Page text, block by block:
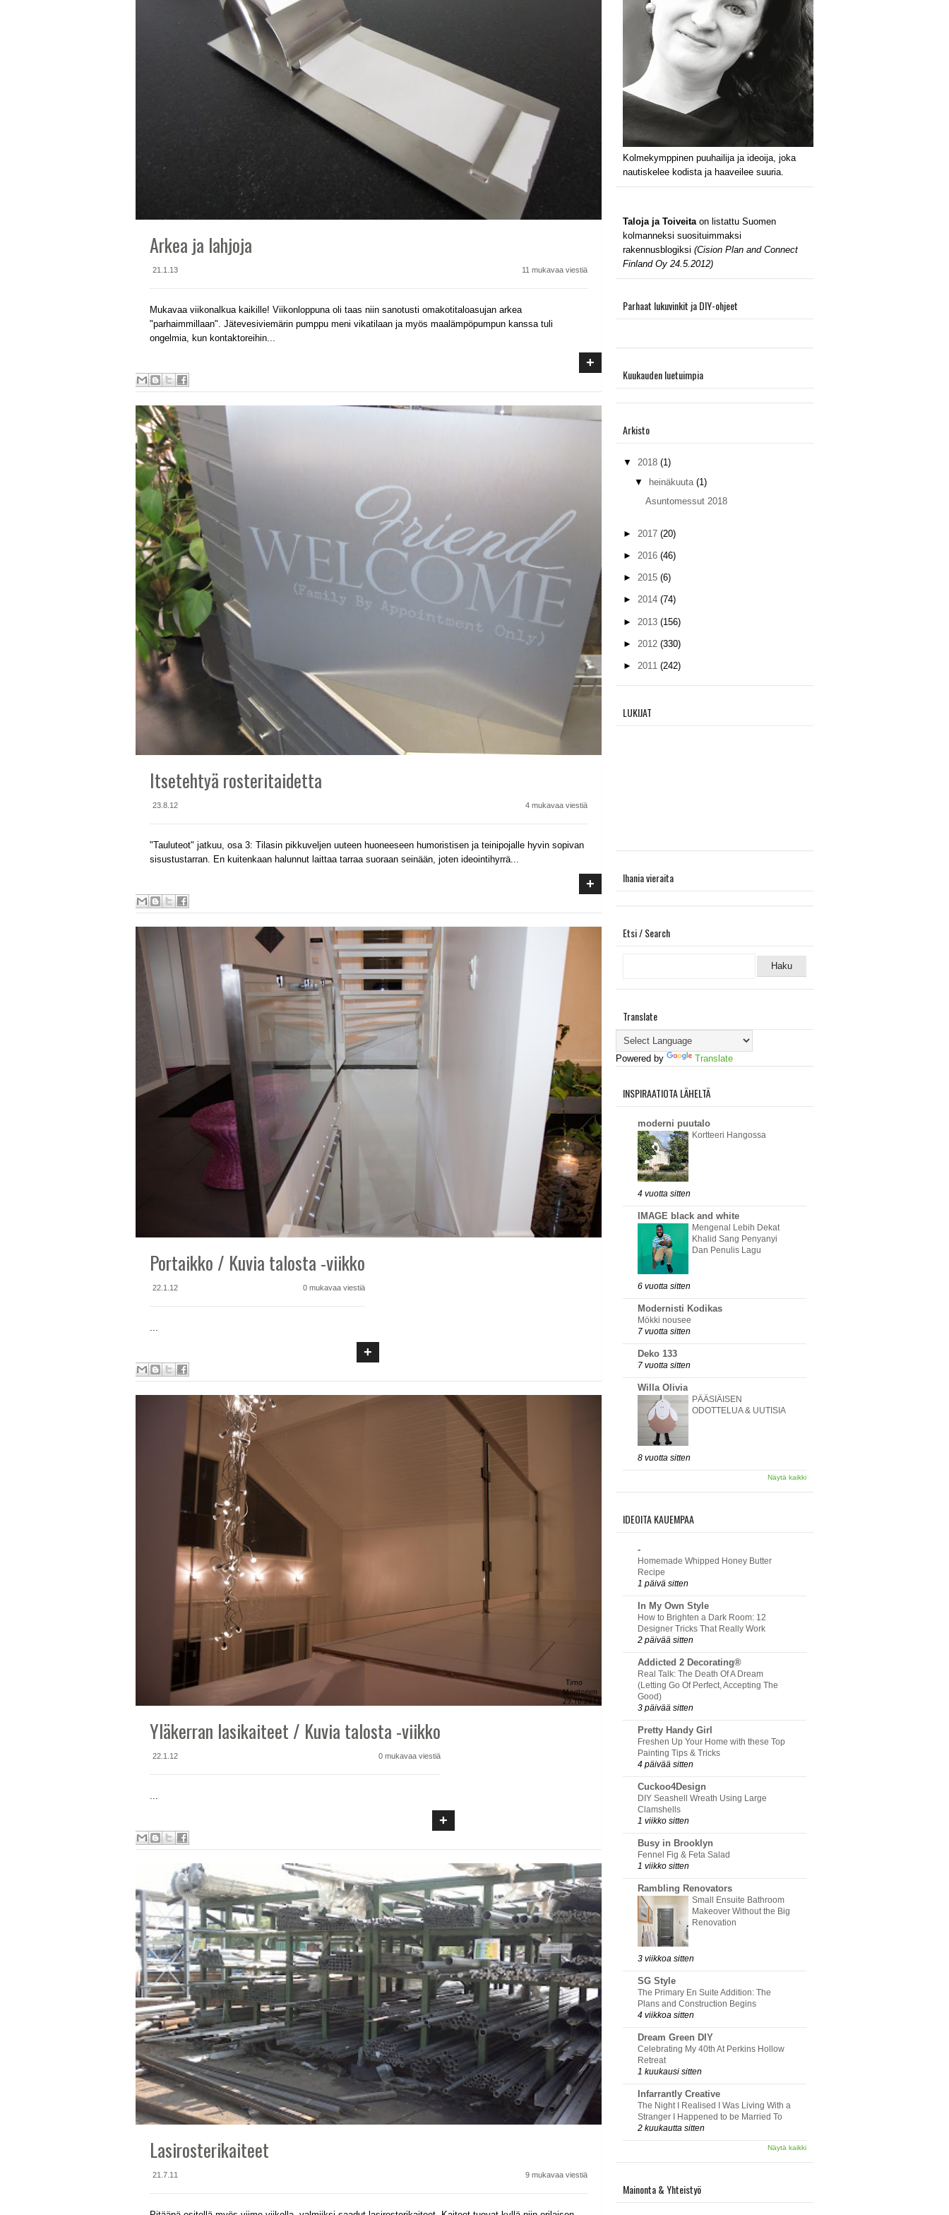
Arkea ja lahjoja
21.1.13 11 mukavaa viestiä
Mukavaa viikonalkua kaikille! Viikonloppuna oli taas niin sanotusti omakotitaloasujan arkea
"parhaimmillaan". Jätevesiviemärin pumppu meni vikatilaan ja myös maalämpöpumpun kanssa tuli
ongelmia, kun kontaktoreihin...
+
Itsetehtyä rosteritaidetta
23.8.12 4 mukavaa viestiä
"Tauluteot" jatkuu, osa 3: Tilasin pikkuveljen uuteen huoneeseen humoristisen ja teinipojalle hyvin sopivan
sisustustarran. En kuitenkaan halunnut laittaa tarraa suoraan seinään, joten ideointihyrrä...
+
Portaikko / Kuvia talosta -viikko
22.1.12 0 mukavaa viestiä
+
Yläkerran lasikaiteet / Kuvia talosta -viikko
22.1.12 0 mukavaa viestiä
...
+
Lasirosterikaiteet
21.7.11 9 mukavaa viestiä
Kolmekymppinen puuhailija ja ideoija, joka
nautiskelee kodista ja haaveilee suuria.
Taloja ja Toiveitaon listattu Suomen
kolmanneksi suosituimmaksi
rakennusblogiksi (Cision Plan and Connect
Finland Oy 24.5.2012)
Parhaat lukuvinkit ja DIY-ohjeet
Kuukauden luetuimpia
Arkisto
▼ 2018 (1)
▼ heinäkuuta (1)
Asuntomessut 2018
► 2017 (20)
► 2016 (46)
► 2015 (6)
► 2014 (74)
► 2013 (156)
► 2012 (330)
► 2011 (242)
LUKIJAT
Ihania vieraita
Etsi / Search
Translate
Powered by Translate
INSPIRAATIOTA LÄHELTÄ
moderni puutalo
Kortteeri Hangossa
4 vuotta sitten
IMAGE black and white
Mengenal Lebih Dekat
Khalid Sang Penyanyi
Dan Penulis Lagu
6 vuotta sitten
Modernisti Kodikas
Mökki nousee
7 vuotta sitten
Deko 133
7 vuotta sitten
Willa Olivia
PÄÄSIÄISEN
ODOTTELUA & UUTISIA
8 vuotta sitten
Näytä kaikki
IDEOITA KAUEMPAA
-
Homemade Whipped Honey Butter
Recipe
1 päivä sitten
In My Own Style
How to Brighten a Dark Room: 12
Designer Tricks That Really Work
2 päivää sitten
Addicted 2 Decorating®
Real Talk: The Death Of A Dream
(Letting Go Of Perfect, Accepting The
Good)
3 päivää sitten
Pretty Handy Girl
Freshen Up Your Home with these Top
Painting Tips & Tricks
4 päivää sitten
Cuckoo4Design
DIY Seashell Wreath Using Large
Clamshells
1 viikko sitten
Busy in Brooklyn
Fennel Fig & Feta Salad
1 viikko sitten
Rambling Renovators
Small Ensuite Bathroom
Makeover Without the Big
Renovation
3 viikkoa sitten
SG Style
The Primary En Suite Addition: The
Plans and Construction Begins
4 viikkoa sitten
Dream Green DIY
Celebrating My 40th At Perkins Hollow
Retreat
1 kuukausi sitten
Infarrantly Creative
The Night I Realised I Was Living With a
Stranger I Happened to be Married To
2 kuukautta sitten
Näytä kaikki
Mainonta & Yhteistyö